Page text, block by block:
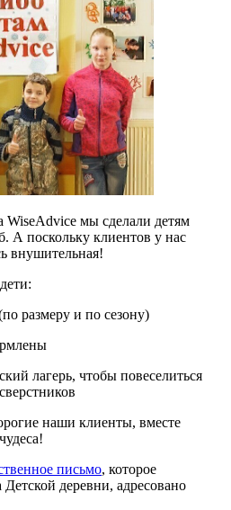
мы сделали детям
А поскольку клиентов у нас
внушительная!
по размеру и по сезону)
лагерь, чтобы повеселиться
наши клиенты, вместе
письмо, которое
деревни, адресовано